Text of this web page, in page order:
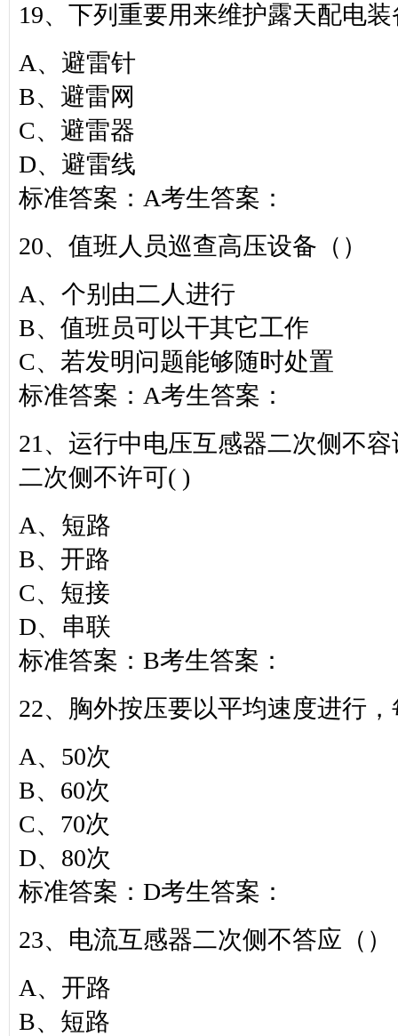
19、下列重要用来维护露天配电
A、避雷针
B、避雷网
C、避雷器
D、避雷线
标准答案：A考生答案：
20、值班人员巡查高压设备（）
A、个别由二人进行
B、值班员可以干其它工作
C、若发明问题能够随时处置
标准答案：A考生答案：
21、运行中电压互感器二次侧不
二次侧不许可( )
A、短路
B、开路
C、短接
D、串联
标准答案：B考生答案：
22、胸外按压要以平均速度进行
A、50次
B、60次
C、70次
D、80次
标准答案：D考生答案：
23、电流互感器二次侧不答应（）
A、开路
B、短路